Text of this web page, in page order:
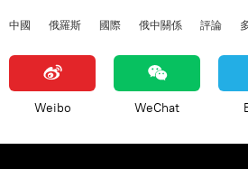
中國 俄羅斯 國際 俄中關係 評論
Weibo WeChat